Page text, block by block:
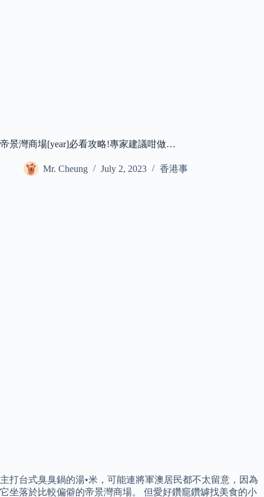
帝景灣商場[year]必看攻略!專家建議咁做…
Mr. Cheung July 2, 2023 香港事
主打台式臭臭鍋的湯•米，可能連將軍澳居民都不太留意，因為
它坐落於比較偏僻的帝景灣商場。 但愛好鑽竉鑽罅找美食的小